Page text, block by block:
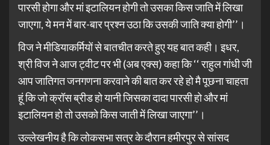
पारसी होगा और मां इटालियन होगी तो उसका किस जाति में लिखा
जाएगा, ये मन में बार-बार प्रश्न उठा कि उसकी जाति क्या होगी’’।
विज ने मीडियाकर्मियों से बातचीत करते हुए यह बात कही। इधर,
श्री विज ने आज ट्वीट पर भी (अब एक्स) कहा कि ‘‘ राहुल गांधी जी
आप जातिगत जनगणना करवाने की बात कर रहे हो मै पूछना चाहता
हूं कि जो क्रॉस ब्रीड हो यानी जिसका दादा पारसी हो और मां
इटालियन हो तो उसको किस जाती में लिखा जाएगा’’।
उल्लेखनीय है कि लोकसभा सत्र के दौरान हमीरपुर से सांसद